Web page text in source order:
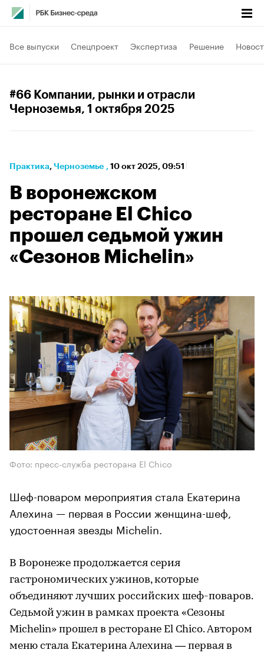
Все выпуски Спецпроект Экспертиза Решение
#66 Компании, рынки и отрасли
Черноземья, 1 октября 2025
Практика⁠, Черноземье , 10 окт 2025, 09:51
В воронежском
ресторане El Chico
прошел седьмой ужин
«Сезонов Michelin»
Фото: пресс-служба ресторана El Chico
Шеф-поваром мероприятия стала Екатерина
Алехина — первая в России женщина-шеф,
удостоенная звезды Michelin.
В Воронеже продолжается серия
гастрономических ужинов, которые
объединяют лучших российских шеф-поваров.
Седьмой ужин в рамках проекта «Сезоны
Michelin» прошел в ресторане El Chico. Автором
меню стала Екатерина Алехина — первая в